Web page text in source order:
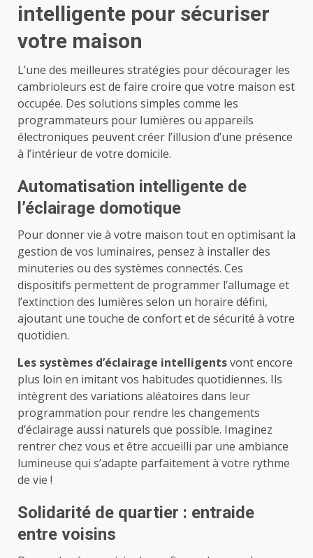
intelligente pour sécuriser
votre maison
L’une des meilleures stratégies pour décourager les
cambrioleurs est de faire croire que votre maison est
occupée. Des solutions simples comme les
programmateurs pour lumières ou appareils
électroniques peuvent créer l’illusion d’une présence
à l’intérieur de votre domicile.
Automatisation intelligente de
l’éclairage domotique
Pour donner vie à votre maison tout en optimisant la
gestion de vos luminaires, pensez à installer des
minuteries ou des systèmes connectés. Ces
dispositifs permettent de programmer l’allumage et
l’extinction des lumières selon un horaire défini,
ajoutant une touche de confort et de sécurité à votre
quotidien.
Les systèmes d’éclairage intelligentsvont encore
plus loin en imitant vos habitudes quotidiennes. Ils
intègrent des variations aléatoires dans leur
programmation pour rendre les changements
d’éclairage aussi naturels que possible. Imaginez
rentrer chez vous et être accueilli par une ambiance
lumineuse qui s’adapte parfaitement à votre rythme
de vie !
Solidarité de quartier : entraide
entre voisins